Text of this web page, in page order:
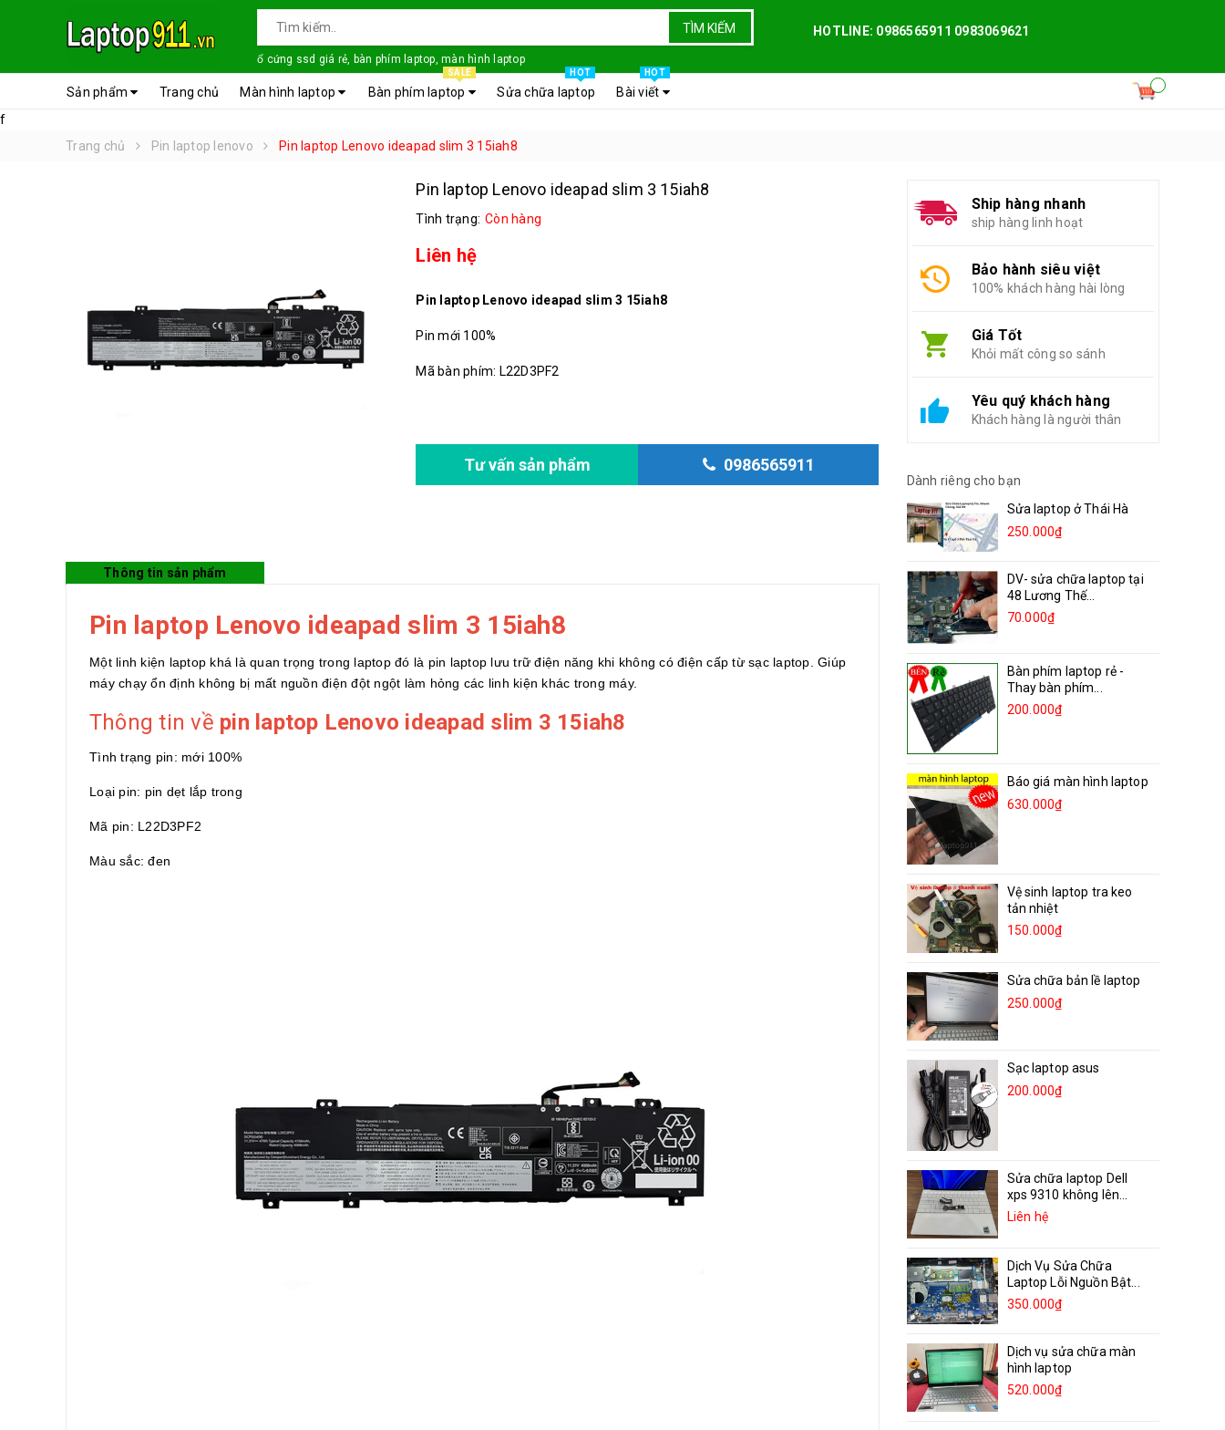
TÌM KIẾM
ổ cứng ssd giá rẻ, bàn phím laptop, màn hình laptop
HOTLINE: 0986565911 0983069621
Sản phẩm Trang chủ Màn hình laptop Bàn phím laptop
SALE
Sửa chữa laptop
HOT
Bài viết
HOT
f
Trang chủ
Pin laptop lenovo Pin laptop Lenovo ideapad slim 3 15iah8
Pin laptop Lenovo ideapad slim 3 15iah8
Tình trạng: Còn hàng
Liên hệ
Pin laptop Lenovo ideapad slim 3 15iah8
Pin mới 100%
Mã bàn phím: L22D3PF2
Tư vấn sản phẩm 0986565911
Thông tin sản phẩm
Pin laptop Lenovo ideapad slim 3 15iah8
Một linh kiện laptop khá là quan trọng trong laptop đó là pin laptop lưu trữ điện năng khi không có điện cấp từ sạc laptop. Giúp
máy chạy ổn định không bị mất nguồn điện đột ngột làm hỏng các linh kiện khác trong máy.
Thông tin về pin laptop Lenovo ideapad slim 3 15iah8
Tình trạng pin: mới 100%
Loại pin: pin dẹt lắp trong
Mã pin: L22D3PF2
Màu sắc: đen
Ship hàng nhanh
ship hàng linh hoạt
Bảo hành siêu việt
100% khách hàng hài lòng
Giá Tốt
Khỏi mất công so sánh
Yêu quý khách hàng
Khách hàng là người thân
Dành riêng cho bạn
Sửa laptop ở Thái Hà
250.000₫
DV- sửa chữa laptop tại
48 Lương Thế...
70.000₫
Bàn phím laptop rẻ -
Thay bàn phím...
200.000₫
Báo giá màn hình laptop
630.000₫
Vệ sinh laptop tra keo
tản nhiệt
150.000₫
Sửa chữa bản lề laptop
250.000₫
Sạc laptop asus
200.000₫
Sửa chữa laptop Dell
xps 9310 không lên...
Liên hệ
Dịch Vụ Sửa Chữa
Laptop Lỗi Nguồn Bật...
350.000₫
Dịch vụ sửa chữa màn
hình laptop
520.000₫